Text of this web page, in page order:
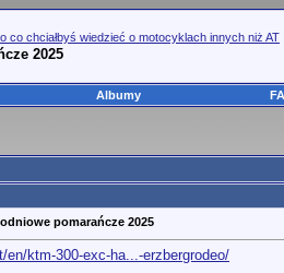
co chciałbyś wiedzieć o motocyklach innych niż AT
2025
Albumy
pomarańcze 2025
en/ktm-300-exc-ha...-erzbergrodeo/